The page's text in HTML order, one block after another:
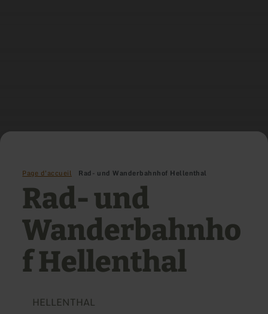
Page d'accueil Rad- und Wanderbahnhof Hellenthal
Rad- und
Wanderbahnho
f Hellenthal
HELLENTHAL